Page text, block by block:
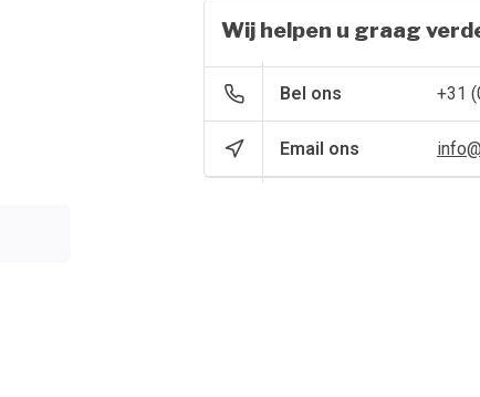
Wij helpen u graag
Bel ons +31
Email ons